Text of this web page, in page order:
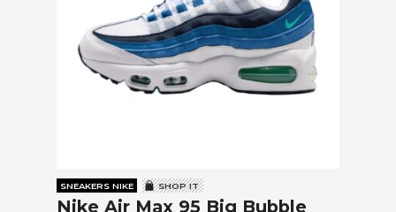
SNEAKERS NIKE SHOP IT
Nike Air Max 95 Big Bubble